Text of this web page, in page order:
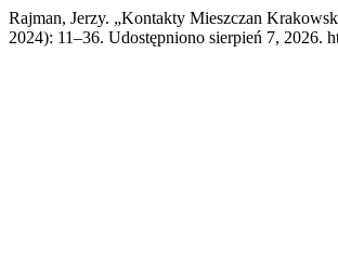
Rajman, Jerzy. „Kontakty Mieszczan
2024): 11–36. Udostępniono sierpień 7, 2026.